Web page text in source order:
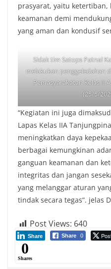
prasyarat, yaitu ketertiban,
keamanan demi
yang aman dan kondusif
Sidak tim Satops Patnal
melakukan penggeledahan
Pemasyarakatan Kelas II
(25/5/
“Kegiatan ini juga
Lapas Kelas IIA
meningkatkan daya
berbagai kemungkinan
ganguan keamanan dan
integritas dan jangan
yang melanggar aturan
tindak secara tegas”. jelas
Post Views: 640
Share 0
Share
0
Shares